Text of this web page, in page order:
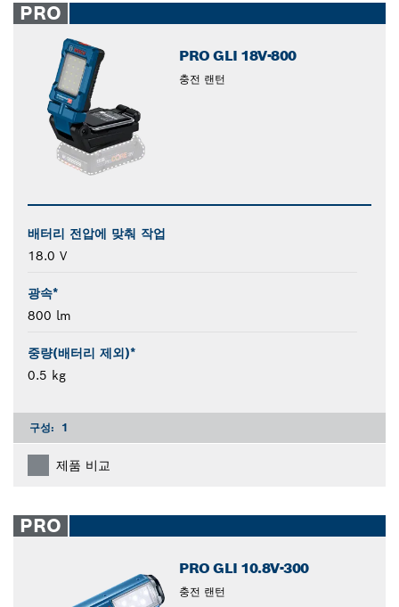
PRO
PRO GLI 18V-800
충전 랜턴
배터리 전압에 맞춰 작업
18.0 V
광속*
800 lm
중량(배터리 제외)*
0.5 kg
구성: 1
제품 비교
PRO
PRO GLI 10.8V-300
충전 랜턴